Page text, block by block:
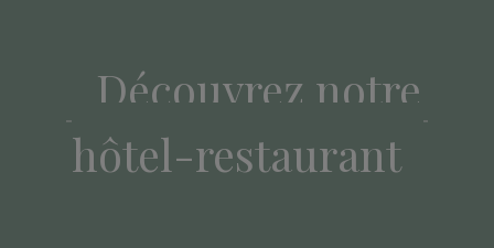
Découvrez notre
hôtel-restaurant